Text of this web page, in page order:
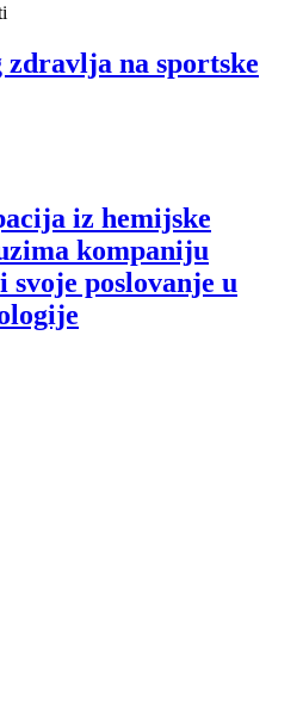
na sportske
iz hemijske
kompaniju
poslovanje u